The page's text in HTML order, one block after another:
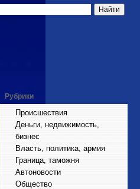
Рубрики
Происшествия
Деньги, недвижимость,
бизнес
Власть, политика, армия
Граница, таможня
Автоновости
Общество